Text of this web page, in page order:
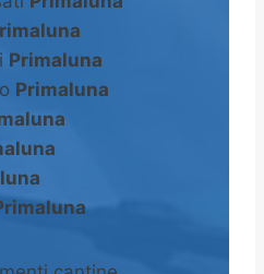
Primaluna
Primaluna